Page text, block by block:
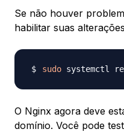
Se não houver
habilitar suas
sudo
O Nginx agora deve
domínio. Você pode